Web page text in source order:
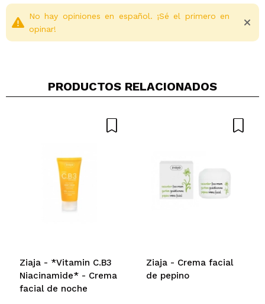
mantener la piel hidratada, rellena y flexible al evitar
la pérdida de agua cutánea.
La textura es muy ligera, tipo gel y de rápida
instante y no deja sensación pesada ni pegajosa.
Es adecuada para todo tipo de pieles y puede usarse
que revitaliza los sentidos. ¿Qué más se puede pedir?
¿Recomendarías su compra? Si No
No hay opiniones en español. ¡Sé el primero en
opinar!
PRODUCTOS RELACIONADOS
Ziaja - *Vitamin C.B3
Niacinamide* - Crema
facial de noche
Ziaja - Crema facial
de pepino